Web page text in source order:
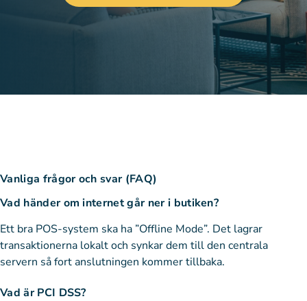
Vanliga frågor och svar (FAQ)
Vad händer om internet går ner i butiken?
Ett bra POS-system ska ha ”Offline Mode”. Det lagrar
transaktionerna lokalt och synkar dem till den centrala
servern så fort anslutningen kommer tillbaka.
Vad är PCI DSS?